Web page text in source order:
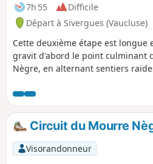
7h 55
Difficile
Départ à Sivergues (Vaucluse)
Cette deuxième étape est longue
gravit d'abord le point culminant
Nègre, en alternant sentiers
toujours en terrain dégagé et avec
(longue) descente sur Vitrolles
Circuit du Mourre
Visorandonneur